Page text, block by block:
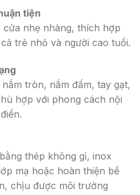
tiện
cửa nhẹ nhàng, thích hợp
trẻ nhỏ và người cao tuổi.
tròn, nắm đấm, tay gạt,
hợp với phong cách nội
thép không gỉ, inox
mạ hoặc hoàn thiện bề
chịu được môi trường